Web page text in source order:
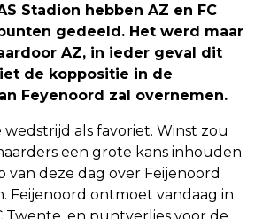
Stadion hebben AZ en FC
gedeeld. Het werd maar
AZ, in ieder geval dit
de koppositie in de
Feyenoord zal overnemen.
als favoriet. Winst zou
een grote kans inhouden
van deze dag over Feijenoord
Feijenoord ontmoet vandaag in
Twente, en puntverlies voor de